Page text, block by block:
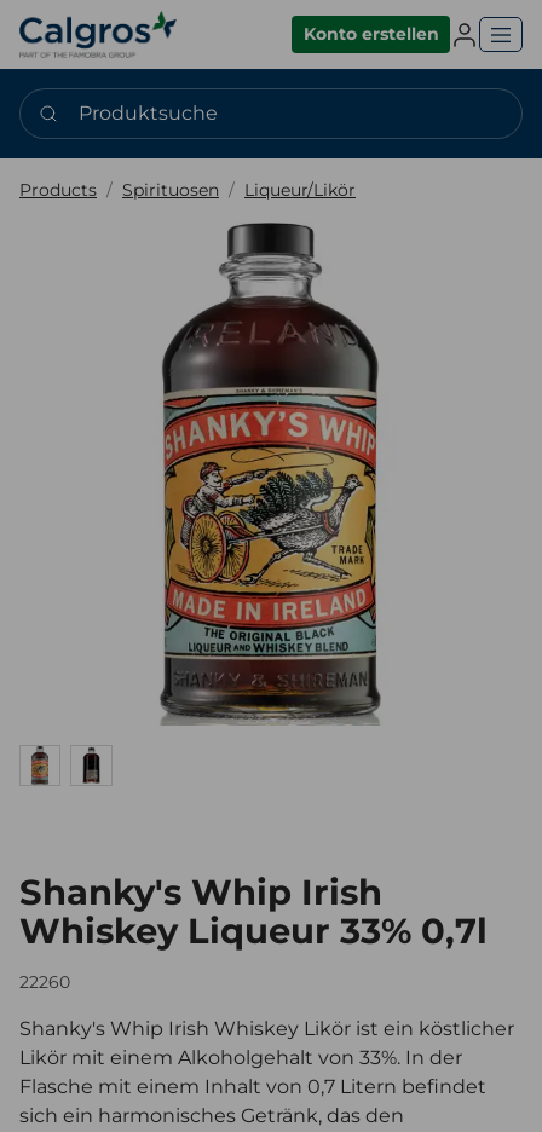
Konto erstellen
Produktsuche
Products Spirituosen Liqueur/Likör
Shanky's Whip Irish
Whiskey Liqueur 33% 0,7l
22260
Shanky's Whip Irish Whiskey Likör ist ein köstlicher
Likör mit einem Alkoholgehalt von 33%. In der
Flasche mit einem Inhalt von 0,7 Litern befindet
sich ein harmonisches Getränk, das den